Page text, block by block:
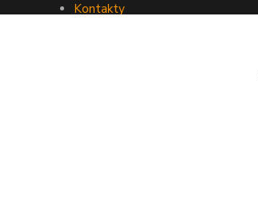
Kontakty